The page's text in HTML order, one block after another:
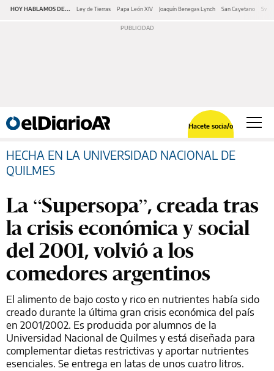
HOY HABLAMOS DE... Ley de Tierras Papa León XIV Joaquín Benegas Lynch San Cayetano
Hacete socia/o
HECHA EN LA UNIVERSIDAD NACIONAL DE
QUILMES
La “Supersopa”, creada tras
la crisis económica y social
del 2001, volvió a los
comedores argentinos
El alimento de bajo costo y rico en nutrientes había sido
creado durante la última gran crisis económica del país
en 2001/2002. Es producida por alumnos de la
Universidad Nacional de Quilmes y está diseñada para
complementar dietas restrictivas y aportar nutrientes
esenciales. Se entrega en latas de unos cuatro litros.